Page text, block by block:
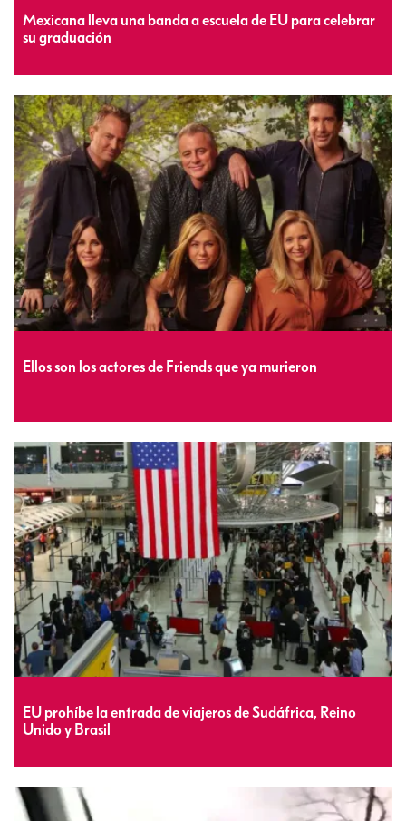
Mexicana lleva una banda a escuela de EU para celebrar
su graduación
Ellos son los actores de Friends que ya murieron
EU prohíbe la entrada de viajeros de Sudáfrica, Reino
Unido y Brasil